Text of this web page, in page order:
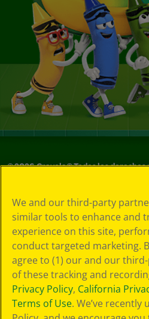
©2026Crayola® Todos los derechos
de privacidad
Política de
privacidad
Términos de SMS
GDPR
Aviso de
privacidad de CA
Cookie
Preferences
We and our third-party
similar tools to enhance and
experience on this site,
conduct targeted marketing.
agree to (1) our and our
of these tracking and
Privacy Policy, California
Terms of Use. We’ve